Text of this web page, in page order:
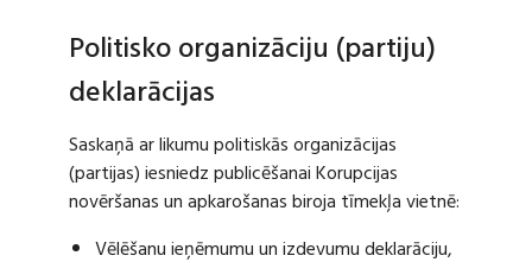
Politisko organizāciju (partiju)
deklarācijas
Saskaņā ar likumu politiskās organizācijas
(partijas) iesniedz publicēšanai Korupcijas
novēršanas un apkarošanas biroja tīmekļa vietnē:
Vēlēšanu ieņēmumu un izdevumu deklarāciju,